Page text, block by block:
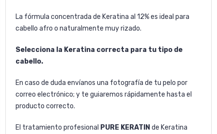
La fórmula concentrada de Keratina al 12% es ideal para
cabello afro o naturalmente muy rizado.
Selecciona la Keratina correcta para tu tipo de
cabello.
En caso de duda envíanos una fotografía de tu pelo por
correo electrónico; y te guiaremos rápidamente hasta el
producto correcto.
El tratamiento profesional PURE KERATIN de Keratina